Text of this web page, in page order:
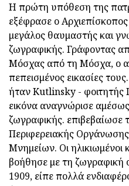
Η πρώτη υπόθεση της
εξέφρασε ο
μεγάλος θαυμαστής και
ζωγραφικής. Γράφοντας
Μόσχας από τη Μόσχα, ο
πεπεισμένος εικασίες
ήταν Kutlinsky -
εικόνα αναγνώρισε
ζωγραφικής. επιβεβαίωσε
Περιφερειακής
Μνημείων. Οι
βοήθησε με τη ζωγραφική
1909, είπε πολλά